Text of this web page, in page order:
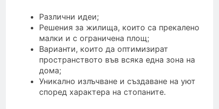
Различни идеи;
Решения за жилища, които са прекалено
малки и с ограничена площ;
Варианти, които да оптимизират
пространството във всяка една зона на
дома;
Уникално излъчване и създаване на уют
според характера на стопаните.